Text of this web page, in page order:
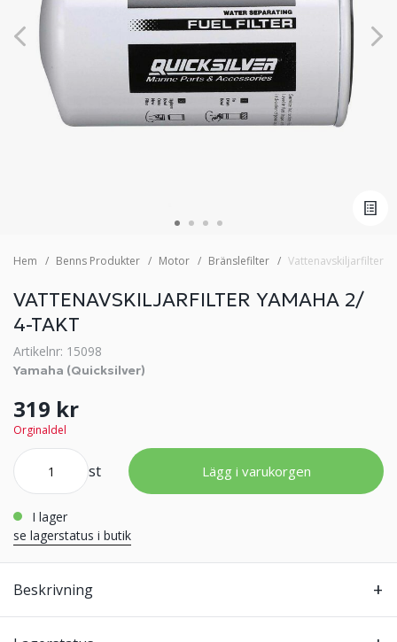
Hem Benns Produkter Motor Bränslefilter Vattenavskiljarfilter
VATTENAVSKILJARFILTER YAMAHA 2/
4-TAKT
Artikelnr: 15098
Yamaha (Quicksilver)
319 kr
Orginaldel
st Lägg i varukorgen
i lager
se lagerstatus i butik
Beskrivning